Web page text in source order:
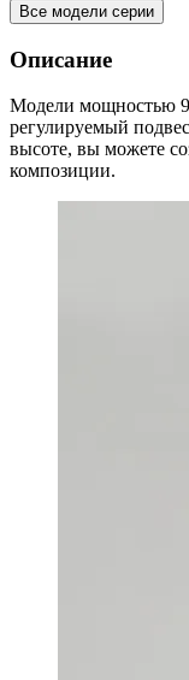
Все модели серии
Описание
Модели мощностью
регулируемый
высоте, вы можете
композиции.